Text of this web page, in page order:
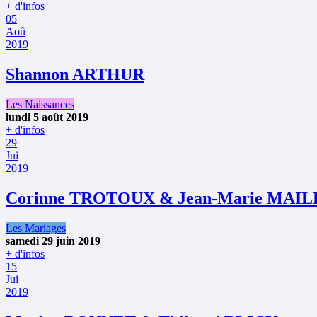
+ d'infos
05
Aoû
2019
Shannon ARTHUR
Les Naissances
lundi 5 août 2019
+ d'infos
29
Jui
2019
Corinne TROTOUX & Jean-Marie
Les Mariages
samedi 29 juin 2019
+ d'infos
15
Jui
2019